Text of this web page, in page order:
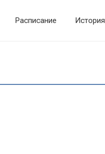
Расписание История